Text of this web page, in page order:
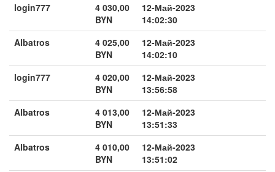
login777
4 030,00
BYN
12-Май-2023
14:02:30
Albatros
4 025,00
BYN
12-Май-2023
14:02:10
login777
4 020,00
BYN
12-Май-2023
13:56:58
Albatros
4 013,00
BYN
12-Май-2023
13:51:33
Albatros
4 010,00
BYN
12-Май-2023
13:51:02